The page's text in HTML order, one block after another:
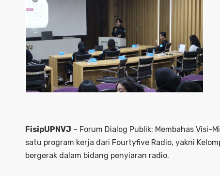
FisipUPNVJ – Forum Dialog Publik: Membahas Visi-
satu program kerja dari Fourtyfive Radio, yakni
bergerak dalam bidang penyiaran radio.